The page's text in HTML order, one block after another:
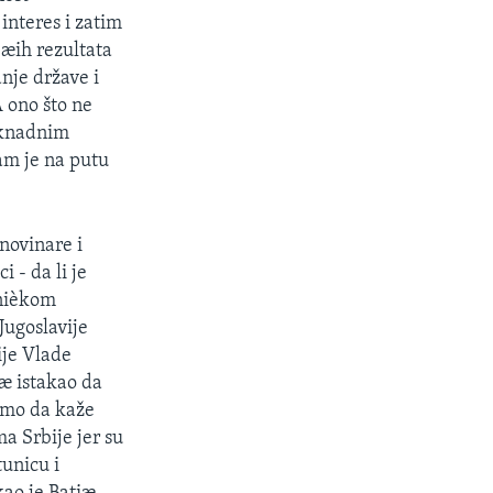
i zatim
rezultata
države i
što ne
je na putu
i
- da li je
Vlade
istakao da
da kaže
Srbije jer su
i